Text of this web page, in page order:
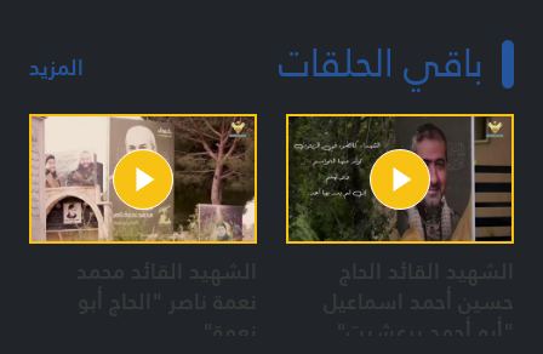
باقي الحلقات المزيد
الشهيد القائد الحاج
حسين أحمد اسماعيل
"أبو أحمد برعشيت"
الشهيد القائد محمد
نعمة ناصر "الحاج أبو
نعمة"